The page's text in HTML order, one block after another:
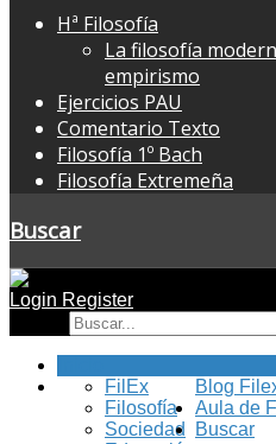
Hª Filosofía
La filosofía
empirismo
Ejercicios PAU
Comentario Texto
Filosofía 1º Bach
Filosofía Extremeña
Buscar
Login Register
Blog
FilEx
Filosofía
Sociedad
Aula de
Buscar